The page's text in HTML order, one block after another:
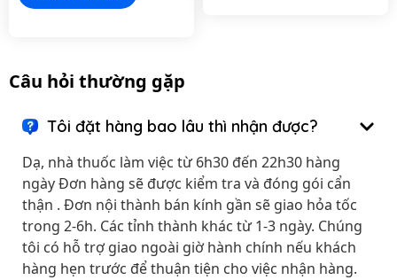
Câu hỏi thường gặp
Tôi đặt hàng bao lâu thì nhận được?
Dạ, nhà thuốc làm việc từ 6h30 đến 22h30 hàng
ngày Đơn hàng sẽ được kiểm tra và đóng gói cẩn
thận . Đơn nội thành bán kính gần sẽ giao hỏa tốc
trong 2-6h. Các tỉnh thành khác từ 1-3 ngày. Chúng
tôi có hỗ trợ giao ngoài giờ hành chính nếu khách
hàng hẹn trước để thuận tiện cho việc nhận hàng.